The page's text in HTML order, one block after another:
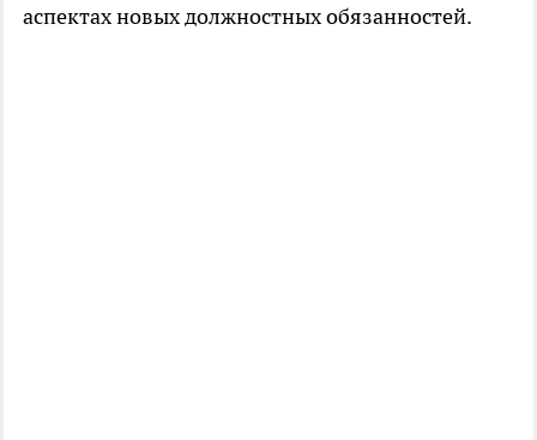
аспектах новых должностных обязанностей.